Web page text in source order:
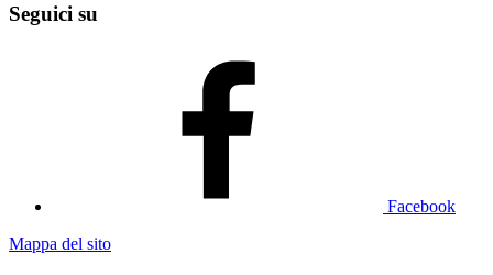
Seguici su
Facebook
Mappa del sito